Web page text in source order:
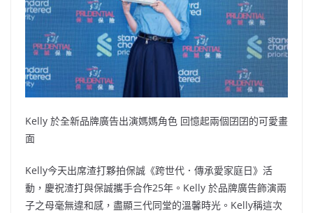
Kelly 於全新品牌廣告出演媽媽角色 回憶起兩個囝囝的可愛畫
面
Kelly今天出席渣打夥拍保誠《跨世代．傳承愛家庭日》活
動，慶祝渣打與保誠攜手合作25年。Kelly 於品牌廣告飾演兩
子之母毫無違和感，盡顯三代同堂的溫馨時光。Kelly稱這次